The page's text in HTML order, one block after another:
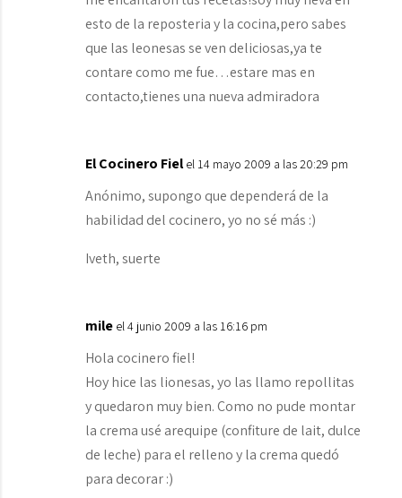
esto de la reposteria y la cocina,pero sabes
que las leonesas se ven deliciosas,ya te
contare como me fue…estare mas en
contacto,tienes una nueva admiradora
El Cocinero Fiel el 14 mayo 2009 a las 20:29 pm
Anónimo, supongo que dependerá de la
habilidad del cocinero, yo no sé más :)
Iveth, suerte
mile el 4 junio 2009 a las 16:16 pm
Hola cocinero fiel!
Hoy hice las lionesas, yo las llamo repollitas
y quedaron muy bien. Como no pude montar
la crema usé arequipe (confiture de lait, dulce
de leche) para el relleno y la crema quedó
para decorar :)